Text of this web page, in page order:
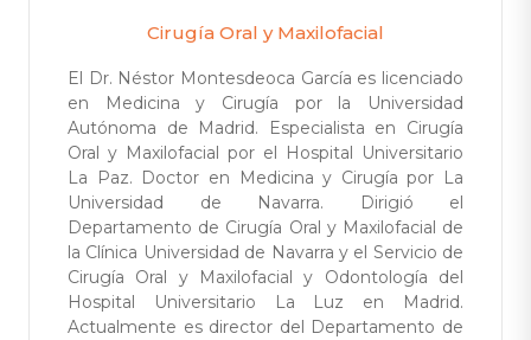
Cirugía Oral y Maxilofacial
El Dr. Néstor Montesdeoca García es licenciado
en Medicina y Cirugía por la Universidad
Autónoma de Madrid. Especialista en Cirugía
Oral y Maxilofacial por el Hospital Universitario
La Paz. Doctor en Medicina y Cirugía por La
Universidad de Navarra. Dirigió el
Departamento de Cirugía Oral y Maxilofacial de
la Clínica Universidad de Navarra y el Servicio de
Cirugía Oral y Maxilofacial y Odontología del
Hospital Universitario La Luz en Madrid.
Actualmente es director del Departamento de